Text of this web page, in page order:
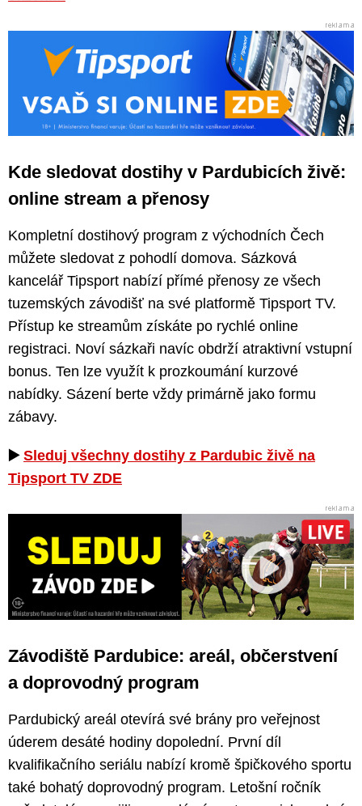
Kde sledovat dostihy v Pardubicích živě:
online stream a přenosy
Kompletní dostihový program z východních Čech
můžete sledovat z pohodlí domova. Sázková
kancelář Tipsport nabízí přímé přenosy ze všech
tuzemských závodišť na své platformě Tipsport TV.
Přístup ke streamům získáte po rychlé online
registraci. Noví sázkaři navíc obdrží atraktivní vstupní
bonus. Ten lze využít k prozkoumání kurzové
nabídky. Sázení berte vždy primárně jako formu
zábavy.
▶️ Sleduj všechny dostihy z Pardubic živě na
Tipsport TV ZDE
Závodiště Pardubice: areál, občerstvení
a doprovodný program
Pardubický areál otevírá své brány pro veřejnost
úderem desáté hodiny dopolední. První díl
kvalifikačního seriálu nabízí kromě špičkového sportu
také bohatý doprovodný program. Letošní ročník